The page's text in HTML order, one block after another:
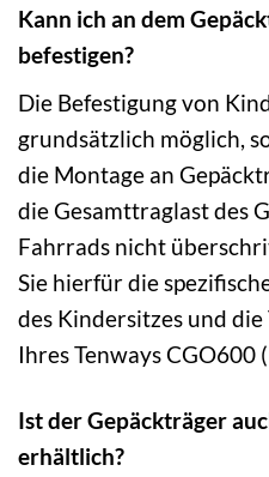
Kann ich an dem
befestigen?
Die Befestigung von
grundsätzlich möglich,
die Montage an
die Gesamttraglast des
Fahrrads nicht
Sie hierfür die
des Kindersitzes und
Ihres Tenways CGO600
Ist der Gepäckträger
erhältlich?